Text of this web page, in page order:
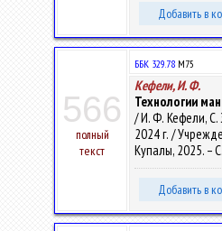
Добавить в
566
полный
текст
ББК 329.78 М75
Кефели, И. Ф.
Технологии
/ И. Ф. Кефели,
2024 г. /
Купалы, 2025. –
Добавить в